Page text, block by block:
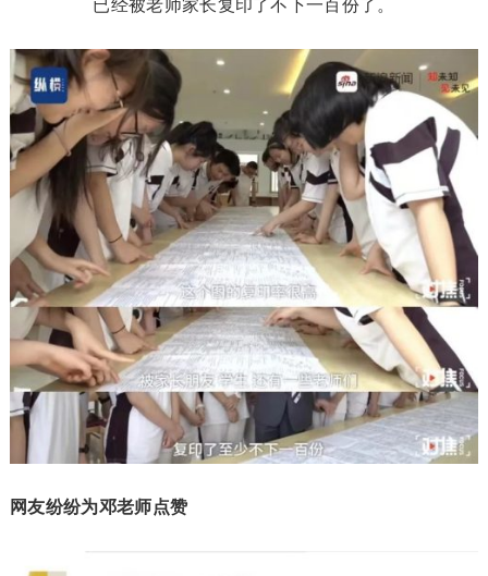
已经被老师家长复印了不下一百份了。
网友纷纷为邓老师点赞